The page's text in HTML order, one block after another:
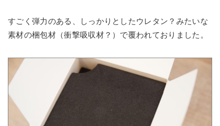
すごく弾力のある、しっかりとしたウレタン？みたいな
素材の梱包材（衝撃吸収材？）で覆われておりました。